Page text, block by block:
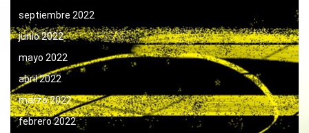
septiembre 2022
junio 2022
mayo 2022
abril 2022
marzo 2022
febrero 2022